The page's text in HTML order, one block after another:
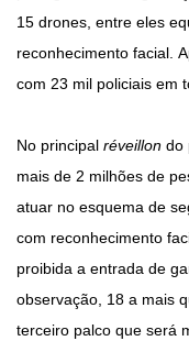
15 drones, entre eles
reconhecimento facial.
com 23 mil policiais em
No principal réveillon do
mais de 2 milhões de
atuar no esquema de
com reconhecimento
proibida a entrada de
observação, 18 a mais
terceiro palco que será